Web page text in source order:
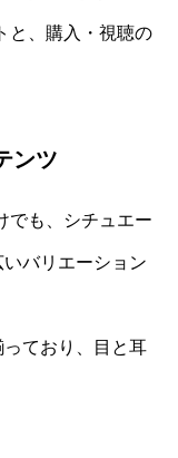
と、購入・視聴の
ンツ
でも、シチュエー
バリエーション
ており、目と耳